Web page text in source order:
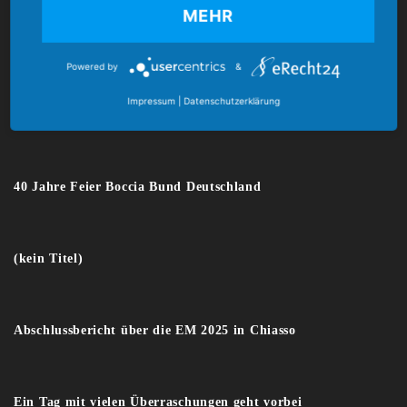
verband@boccia-bund.de
40 Jahre Feier Boccia Bund Deutschland
(kein Titel)
Abschlussbericht über die EM 2025 in Chiasso
Ein Tag mit vielen Überraschungen geht vorbei
MEHR
Powered by &
Impressum Datenschutzerklärung